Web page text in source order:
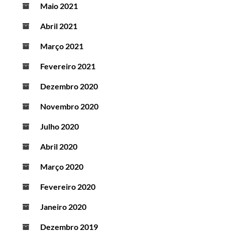
Maio 2021
Abril 2021
Março 2021
Fevereiro 2021
Dezembro 2020
Novembro 2020
Julho 2020
Abril 2020
Março 2020
Fevereiro 2020
Janeiro 2020
Dezembro 2019